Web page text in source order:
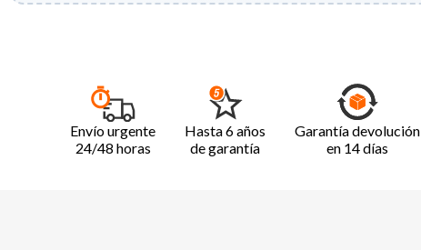
Envío urgente
24/48 horas
Hasta 6 años
de garantía
Garantía devolución
en 14 días